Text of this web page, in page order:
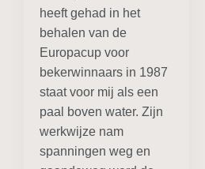
heeft gehad in het
behalen van de
Europacup voor
bekerwinnaars in 1987
staat voor mij als een
paal boven water. Zijn
werkwijze nam
spanningen weg en